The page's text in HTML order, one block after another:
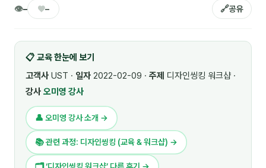
🧭 경영전략 · 트렌드 8
🎓 강사육성 · 교수법
🏭 산업 특화
💻 IT · 디지털
🎬 영상 · 콘텐츠
📊 프레젠테이션 · 기획
👁– ♥– 🔗공유
📋 교육 한눈에 보기
고객사 UST · 일자 2022-02-09 · 주제 디자인씽킹 워크샵 ·
강사 오미영 강사
👤 오미영 강사 소개 →
📚 관련 과정: 디자인씽킹 (교육 & 워크샵) →